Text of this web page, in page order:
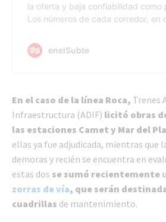
En el caso de la línea Roca, Trenes
Infraestructura (ADIF) licitó obras
las estaciones Camet y Mar del
ellas ya fue adjudicada, mientras que
demoras y recién se encuentra en
estas dos se sumó recientemente
zorras de vía, que serán
cuadrillas de mantenimiento.